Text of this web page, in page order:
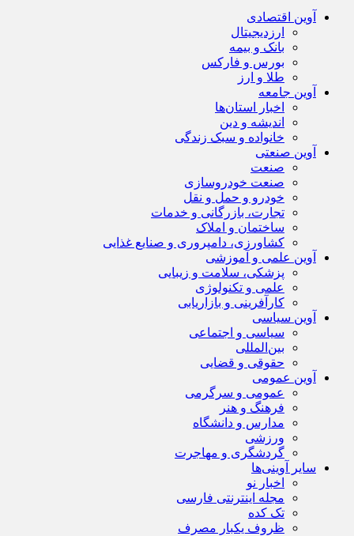
آوین اقتصادی
ارزدیجیتال
بانک و بیمه
بورس و فارکس
طلا و ارز
آوین جامعه
اخبار استان‌ها
اندیشه و دین
خانواده و سبک زندگی
آوین صنعتی
صنعت
صنعت خودروسازی
خودرو و حمل و نقل
تجارت، بازرگانی و خدمات
ساختمان و املاک
کشاورزی، دامپروری و صنایع غذایی
آوین علمی و آموزشی
پزشکی، سلامت و زیبایی
علمی و تکنولوژی
کارآفرینی و بازاریابی
آوین سیاسی
سیاسی و اجتماعی
بین‌المللی
حقوقی و قضایی
آوین عمومی
عمومی و سرگرمی
فرهنگ و هنر
مدارس و دانشگاه
ورزشی
گردشگری و مهاجرت
سایر آوینی‌ها
اخبار نو
مجله اینترنتی فارسی
تک کده
ظروف یکبار مصرف